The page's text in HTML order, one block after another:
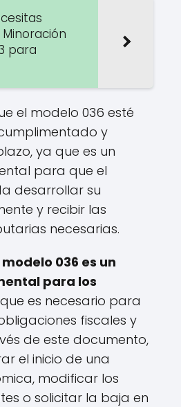
para
el modelo 036 esté
y
ya que es un
para que el
desarrollar su
y recibir las
necesarias.
modelo 036 es un
para los
es necesario para
fiscales y
de este documento,
el inicio de una
modificar los
o solicitar la baja en